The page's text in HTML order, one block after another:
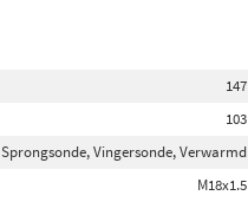
147
103
Sprongsonde, Vingersonde, Verwarmd
M18x1.5